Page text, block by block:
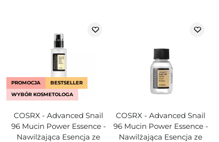
PROMOCJA
BESTSELLER
WYBÓR KOSMETOLOGA
COSRX - Advanced Snail
96 Mucin Power Essence -
Nawilżająca Esencja ze
COSRX - Advanced Snail
96 Mucin Power Essence -
Nawilżająca Esencja ze